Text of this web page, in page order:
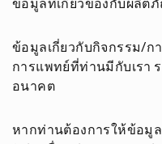
ข้อมูลที่เกี่ยวข้องกับผลิต
ข้อมูลเกี่ยวกับกิจกรรม/ก
การแพทย์ที่ท่านมีกับเรา
อนาคต
หากท่านต้องการให้ข้อมู